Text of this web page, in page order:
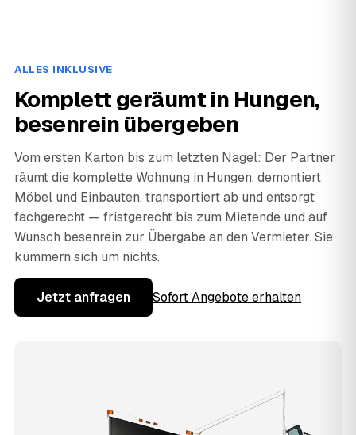
ALLES INKLUSIVE
Komplett geräumt in Hungen,
besenrein übergeben
Vom ersten Karton bis zum letzten Nagel: Der Partner
räumt die komplette Wohnung in Hungen, demontiert
Möbel und Einbauten, transportiert ab und entsorgt
fachgerecht — fristgerecht bis zum Mietende und auf
Wunsch besenrein zur Übergabe an den Vermieter. Sie
kümmern sich um nichts.
Jetzt anfragen Sofort Angebote erhalten